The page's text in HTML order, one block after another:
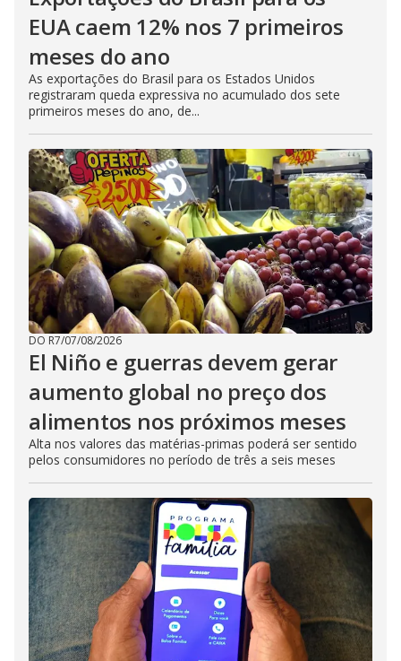
EUA caem 12% nos 7 primeiros
meses do ano
As exportações do Brasil para os Estados Unidos
registraram queda expressiva no acumulado dos sete
primeiros meses do ano, de...
DO R7/07/08/2026
El Niño e guerras devem gerar
aumento global no preço dos
alimentos nos próximos meses
Alta nos valores das matérias-primas poderá ser sentido
pelos consumidores no período de três a seis meses